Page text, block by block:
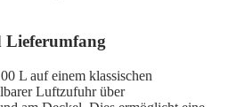
Lieferumfang
L auf einem klassischen
Luftzufuhr über